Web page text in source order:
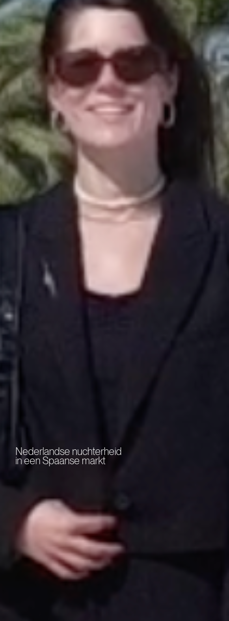
Nederlandse nuchterheid
in een Spaanse markt